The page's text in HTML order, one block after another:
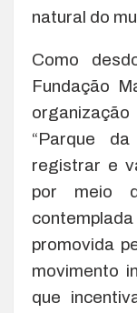
natural do
Como
Fundação
“Parque
registrar e
por meio
promovida
movimento
que